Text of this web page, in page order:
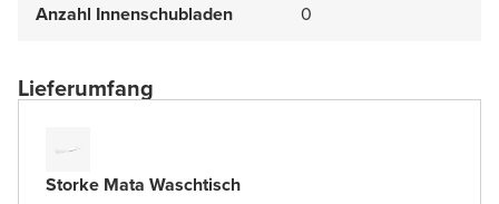
Anzahl Innenschubladen 0
Lieferumfang
Storke Mata Waschtisch